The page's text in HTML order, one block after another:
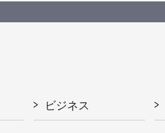
ビジネス